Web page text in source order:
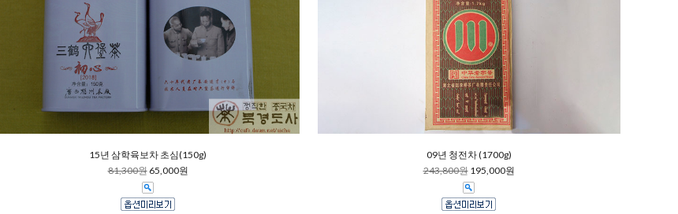
15년 삼학육보차 초심(150g)
81,300원 65,000원
09년 청전차 (1700g)
243,800원 195,000원